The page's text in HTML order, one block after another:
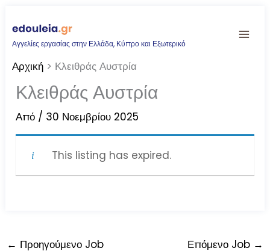
στο
περιεχόμενο
Αγγελίες εργασίας στην Ελλάδα, Κύπρο και Εξωτερικό
Αρχική Κλειθράς Αυστρία
Κλειθράς Αυστρία
Από / 30 Νοεμβρίου 2025
This listing has expired.
← Προηγούμενο Job Επόμενο Job →